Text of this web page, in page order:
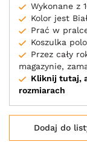
Wykonane z
Kolor jest
Prać w
Koszulka
Przez cały
magazynie,
Kliknij tutaj,
rozmiarach
Dodaj do